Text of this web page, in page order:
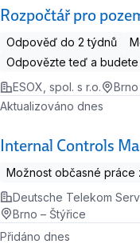
Rozpočtář pro
Odpověď do 2 týdnů
Odpovězte teď a budete
ESOX, spol. s r.o.
Internal Controls
Aktualizováno dnes
Možnost občasné práce
Deutsche Telekom
Brno – Štýřice
Přidáno dnes